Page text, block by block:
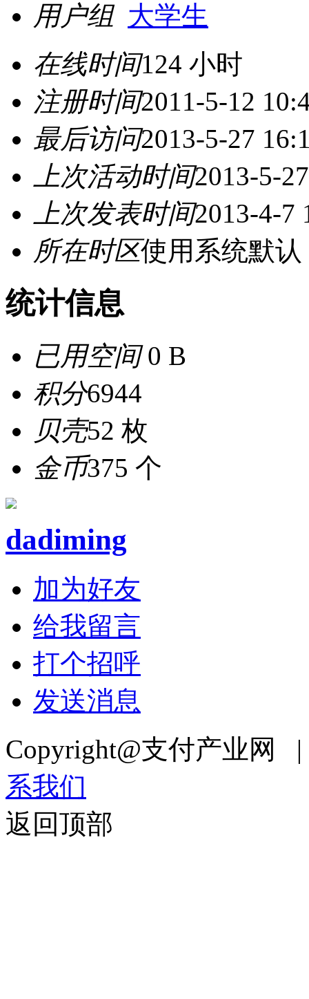
用户组 大学生
在线时间124 小时
注册时间2011-5-12
最后访问2013-5-27
上次活动时间2013-5-
上次发表时间2013-4-7
所在时区使用系统默认
统计信息
已用空间0 B
积分6944
贝壳52 枚
金币375 个
dadiming
加为好友
给我留言
打个招呼
发送消息
Copyright@支付产业
系我们
返回顶部